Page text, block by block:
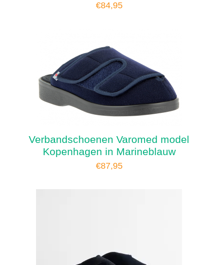
€84,95
Verbandschoenen Varomed model
Kopenhagen in Marineblauw
€87,95